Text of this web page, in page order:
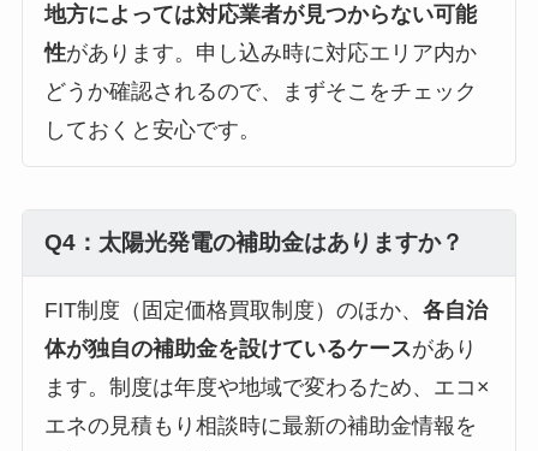
地方によっては対応業者が見つからない可能
性があります。申し込み時に対応エリア内か
どうか確認されるので、まずそこをチェック
しておくと安心です。
Q4：太陽光発電の補助金はありますか？
FIT制度（固定価格買取制度）のほか、 各自治
体が独自の補助金を設けているケースがあり
ます。制度は年度や地域で変わるため、エコ×
エネの見積もり相談時に最新の補助金情報を